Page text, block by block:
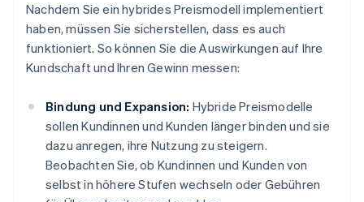
Nachdem Sie ein hybrides Preismodell implementiert
haben, müssen Sie sicherstellen, dass es auch
funktioniert. So können Sie die Auswirkungen auf Ihre
Kundschaft und Ihren Gewinn messen:
Bindung und Expansion: Hybride Preismodelle
sollen Kundinnen und Kunden länger binden und sie
dazu anregen, ihre Nutzung zu steigern.
Beobachten Sie, ob Kundinnen und Kunden von
selbst in höhere Stufen wechseln oder Gebühren